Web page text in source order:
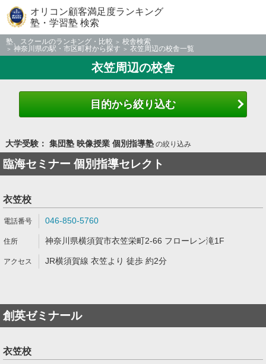
オリコン顧客満足度ランキング
塾・学習塾 検索
塾、スクールのランキング・比較
校舎検索
神奈川県の駅・市区町村から探す
衣笠周辺の校舎一覧
衣笠周辺の校舎
目的から絞り込む
大学受験： 集団塾 映像授業 個別指導塾の絞り込み
臨海セミナー 個別指導セレクト
衣笠校
046-850-5760
神奈川県横須賀市衣笠栄町2-66 フローレン滝1F
JR横須賀線 衣笠より 徒歩 約2分
創英ゼミナール
衣笠校